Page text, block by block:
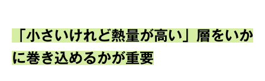
「小さいけれど熱量が高い」層をいか
に巻き込めるかが重要